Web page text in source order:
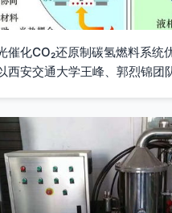
催化CO₂还原制碳氢燃料系
西安交通大学王峰、郭烈锦团